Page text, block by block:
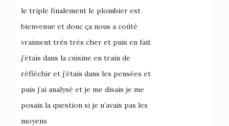
le triple finalement le plombier est
bienvenue et donc ça nous a coûté
vraiment très très cher et puis en fait
j’étais dans la cuisine en train de
réfléchir et j’étais dans les pensées et
puis j’ai analysé et je me disais je me
posais la question si je n’avais pas les
moyens